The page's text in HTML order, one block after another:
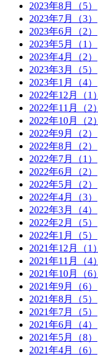
2023年8月（5）
2023年7月（3）
2023年6月（2）
2023年5月（1）
2023年4月（2）
2023年3月（5）
2023年1月（4）
2022年12月（1）
2022年11月（2）
2022年10月（2）
2022年9月（2）
2022年8月（2）
2022年7月（1）
2022年6月（2）
2022年5月（2）
2022年4月（3）
2022年3月（4）
2022年2月（5）
2022年1月（5）
2021年12月（1）
2021年11月（4）
2021年10月（6）
2021年9月（6）
2021年8月（5）
2021年7月（5）
2021年6月（4）
2021年5月（8）
2021年4月（6）